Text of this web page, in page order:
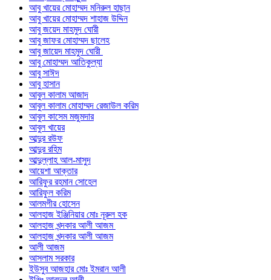
আবু খায়ের মোহাম্মদ মনিরুল হাছান
আবু খায়ের মোহাম্মদ শাহাজ উদ্দিন
আবু জয়েদ মাহমুদ ঘোরী
আবু জাফর মোহাম্মদ ছালেহ
আবু জায়েদ মাহমুদ ঘোরী
আবু মোহাম্মদ আতিকুল্যা
আবু সাঈদ
আবু হাসান
আবুল কালাম আজাদ
আবুল কালাম মোহাম্মদ রেজাউল করিম
আবুল কাসেম মজুমদার
আবুল খায়ের
আব্দুর রউফ
আব্দুর রহিম
আব্দুল্লাহ আল-মাসুদ
আয়েশা আক্তার
আরিফুর রহমান সোহেল
আরিফুল করিম
আলমগীর হোসেন
আলহাজ ইঞ্জিনিয়ার মোঃ নূরুল হক
আলহাজ খন্দকার আলী আজম
আলহাজ খন্দকার আলী আজম
আলী আজম
আসলাম সরকার
ইউসুব আজহার মোঃ ইমরান আলী